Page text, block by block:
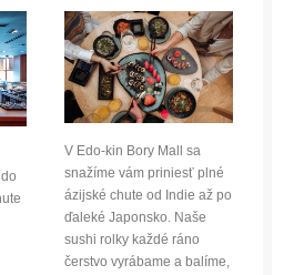
V Edo-kin Bory Mall sa
snažíme vám priniesť plné
ázijské chute od Indie až po
ďaleké Japonsko. Naše
sushi rolky každé ráno
čerstvo vyrábame a balíme,